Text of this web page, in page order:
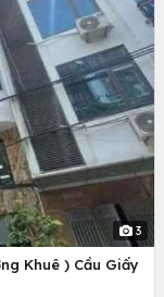
3
Khuê ) Cầu Giấy